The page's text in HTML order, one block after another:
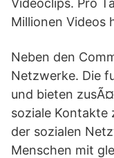
Videoclips. Pro
Millionen Videos
Neben den
Netzwerke. Die
und bieten
soziale Kontakte
der sozialen
Menschen mit